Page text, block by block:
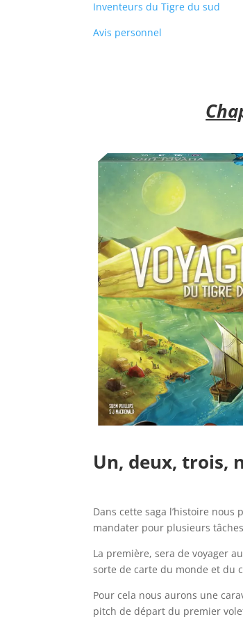
Inventeurs du Tigre du sud
Avis personnel
Un, deux, trois,
Dans cette saga l’histoire nous
mandater pour plusieurs
La première, sera de voyager
sorte de carte du monde et du
Pour cela nous aurons une
pitch de départ du premier